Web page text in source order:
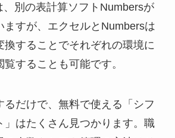
、別の表計算ソフトNumbersが
ますが、エクセルとNumbersは
換することでそれぞれの環境に
することも可能です。
るだけで、無料で使える「シフ
」はたくさん見つかります。職